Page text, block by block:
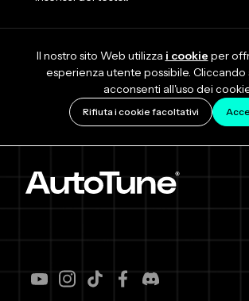
Il nostro sito Web utilizza i cookie per
esperienza utente possibile. Cliccando
acconsenti all'uso dei
Rifiuta i cookie facoltativi